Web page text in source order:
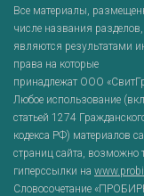
Все материалы,
числе названия разделов,
являются результатами
права на которые
принадлежат ООО
Любое использование
статьей 1274
кодекса РФ) материалов
страниц сайта, возможно
гиперссылки на
Словосочетание